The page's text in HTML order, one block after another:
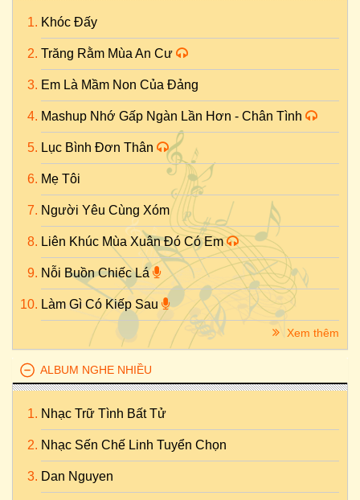
Khóc Đấy
Trăng Rằm Mùa An Cư
Em Là Mầm Non Của Đảng
Mashup Nhớ Gấp Ngàn Lần Hơn - Chân Tình
Lục Bình Đơn Thân
Mẹ Tôi
Người Yêu Cùng Xóm
Liên Khúc Mùa Xuân Đó Có Em
Nỗi Buồn Chiếc Lá
Làm Gì Có Kiếp Sau
Xem thêm
ALBUM NGHE NHIỀU
Nhạc Trữ Tình Bất Tử
Nhạc Sến Chế Linh Tuyển Chọn
Dan Nguyen